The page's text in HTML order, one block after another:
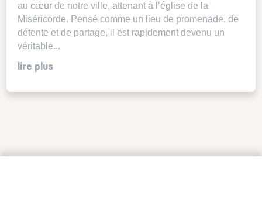
au cœur de notre ville, attenant à l’église de la
Miséricorde. Pensé comme un lieu de promenade, de
détente et de partage, il est rapidement devenu un
véritable...
lire plus